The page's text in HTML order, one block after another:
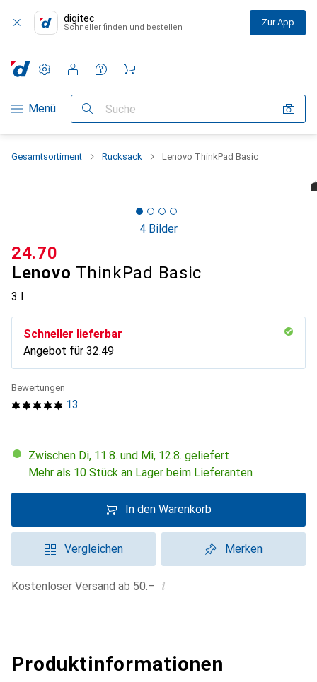
digitec
Schneller finden und bestellen Zur App
Navigation nach Kategorien
Menü Suche
Einstellungen
Kundenkonto
Vergleichslisten
Merklisten
Warenkorb
Gesamtsortiment Rucksack Lenovo ThinkPad Basic
4 Bilder
Lenovo ThinkPad Basic
3 l
CHF
24.70
Schneller lieferbar
Angebot für CHF
32.49
13
Bewertungen
Zwischen Di, 11.8. und Mi, 12.8. geliefert
Mehr als 10 Stück an Lager beim Lieferanten
In den Warenkorb
Vergleichen Merken
Kostenloser Versand ab 50.– i
Produktinformationen